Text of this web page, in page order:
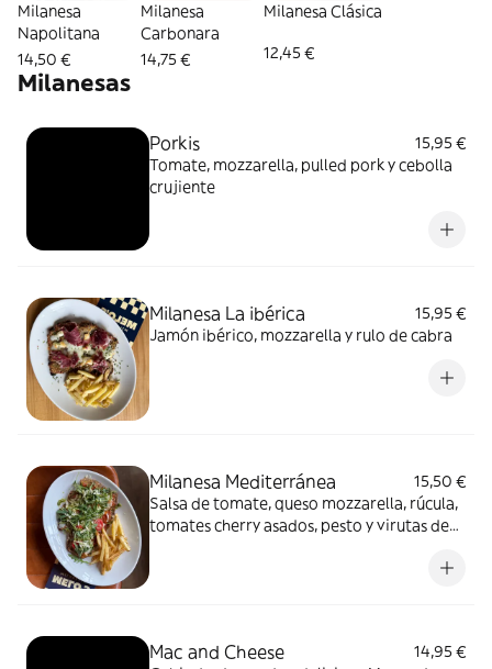
Milanesa
Napolitana
14,50 €
Milanesa
Carbonara
14,75 €
Milanesa Clásica
12,45 €
Milanesas
Porkis
15,95 €
Tomate, mozzarella, pulled pork y cebolla
crujiente
Milanesa La ibérica
15,95 €
Jamón ibérico, mozzarella y rulo de cabra
Milanesa Mediterránea
15,50 €
Salsa de tomate, queso mozzarella, rúcula,
tomates cherry asados, pesto y virutas de
Mac and Cheese
14,95 €